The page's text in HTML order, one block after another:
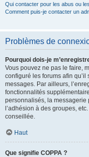
Qui contacter pour les abus ou
Comment puis-je contacter un
Problèmes de
Pourquoi dois-je
Vous pouvez ne pas le faire,
configuré les forums afin
messages. Par ailleurs,
fonctionnalités
personnalisés, la messagerie
l’adhésion à des groupes,
conseillée.
Haut
Que signifie COPPA ?